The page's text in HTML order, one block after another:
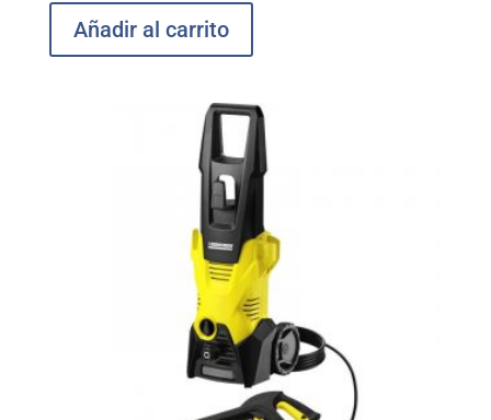
Añadir al carrito